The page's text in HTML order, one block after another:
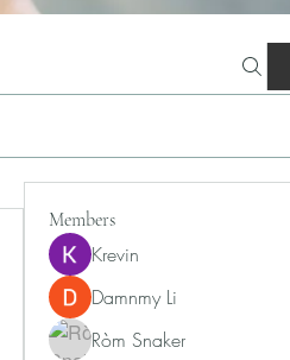
Members
Krevin
Damnmy Li
Ròm Snaker